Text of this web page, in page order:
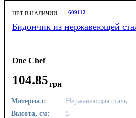
НЕТ В НАЛИЧИИ 609112
Бидончик из нержавеющей
One Chef
104.85грн
Материал:
Нержавеющая сталь
Высота, см:
5